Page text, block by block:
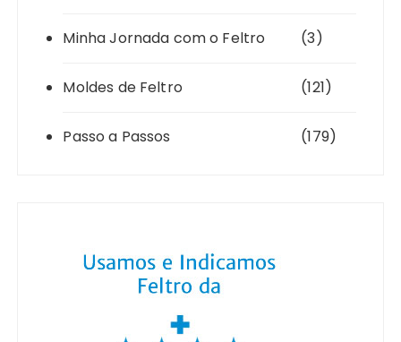
Minha Jornada com o Feltro (3)
Moldes de Feltro (121)
Passo a Passos (179)